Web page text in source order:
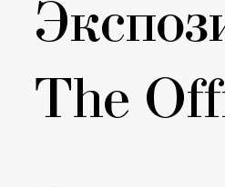
The